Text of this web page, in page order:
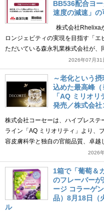
BB536配合ヨ
速度の減速」
株式会社Rhelixa
ロンジェビティの実現を目指す「
ただいている森永乳業株式会社が
2026年07月31
～老化という
込めた最高峰
「AQ ミリオ
発売／株式会社
株式会社コーセーは、ハイプレス
ライン「AQ ミリオリティ」より、
容皮膚科学と独自の官能品質、卓
2026
1箱で「葡萄＆
のフレーバー
ージ コラーゲ
品）8月18日（
ル